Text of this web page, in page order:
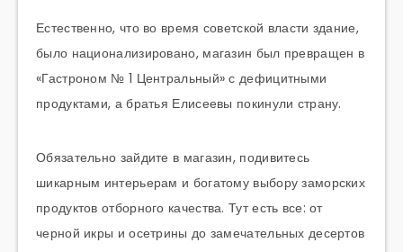
Естественно, что во время советской власти здание,
было национализировано, магазин был превращен в
«Гастроном № 1 Центральный» с дефицитными
продуктами, а братья Елисеевы покинули страну.
Обязательно зайдите в магазин, подивитесь
шикарным интерьерам и богатому выбору заморских
продуктов отборного качества. Тут есть все: от
черной икры и осетрины до замечательных десертов